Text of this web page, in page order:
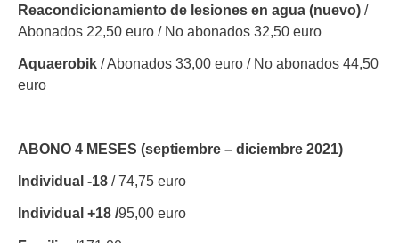
Reacondicionamiento de lesiones en agua (nuevo) /
Abonados 22,50 euro / No abonados 32,50 euro
Aquaerobik / Abonados 33,00 euro / No abonados 44,50
euro
ABONO 4 MESES (septiembre – diciembre 2021)
Individual -18 / 74,75 euro
Individual +18 /95,00 euro